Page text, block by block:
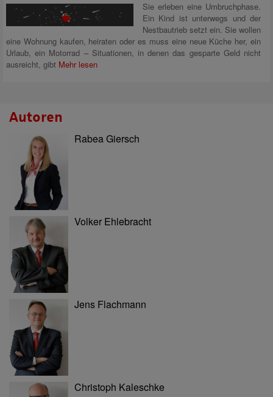
Sie erleben eine Umbruchphase.
Ein Kind ist unterwegs und der
Nestbautrieb setzt ein. Sie wollen
eine Wohnung kaufen, heiraten oder es muss eine neue Küche her, ein
Urlaub, ein Motorrad – Situationen, in denen das gesparte Geld nicht
ausreicht, gibt Mehr lesen
Autoren
Rabea Giersch
Volker Ehlebracht
Jens Flachmann
Christoph Kaleschke